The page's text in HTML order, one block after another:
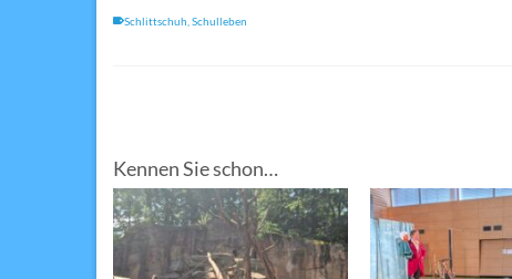
Schlittschuh Schulleben
Kennen Sie schon…